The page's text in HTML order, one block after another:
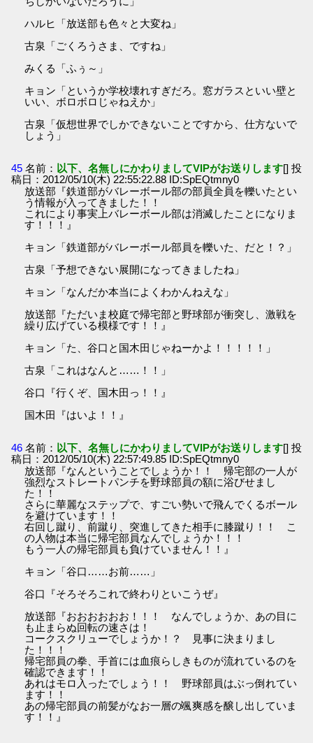
ハルヒ「放送部も色々と大変ね」
古泉「ごくろうさま、ですね」
みくる「ふぅ～」
キョン「というか学校壊れすぎだろ。窓ガラスといい壁と
いい、ボロボロじゃねえか」
古泉「仮想世界でしかできないことですから、仕方ないで
しょう」
45 名前： 以下、名無しにかわりましてVIPがお送りします[] 投
稿日：2012/05/10(木) 22:55:22.88 ID:SpEQtmny0
放送部『鉄道部がバレーボール部の部員全員を轢いたとい
う情報が入ってきました！！
これにより事実上バレーボール部は消滅したことになりま
す！！！』
キョン「鉄道部がバレーボール部員を轢いた、だと！？」
古泉「予想できない展開になってきましたね」
キョン「なんだか本当によくわかんねえな」
放送部『ただいま校庭で帰宅部と野球部が衝突し、激戦を
繰り広げている模様です！！』
キョン「た、谷口と国木田じゃねーかよ！！！！！」
古泉「これはなんと……！！」
谷口『行くぞ、国木田っ！！』
国木田『はいよ！！』
46 名前： 以下、名無しにかわりましてVIPがお送りします[] 投
稿日：2012/05/10(木) 22:57:49.85 ID:SpEQtmny0
放送部『なんということでしょうか！！ 帰宅部の一人が
強烈なストレートパンチを野球部員の額に浴びせまし
た！！
さらに華麗なステップで、すごい勢いで飛んでくるボール
を避けています！！
右回し蹴り、前蹴り、突進してきた相手に膝蹴り！！ こ
の人物は本当に帰宅部員なんでしょうか！！！
もう一人の帰宅部員も負けていません！！』
キョン「谷口……お前……」
谷口『そろそろこれで終わりといこうぜ』
放送部『おおおおおお！！！ なんでしょうか、あの目に
も止まらぬ回転の速さは！
コークスクリューでしょうか！？ 見事に決まりまし
た！！！
帰宅部員の拳、手首には血痕らしきものが流れているのを
確認できます！！
あれはモロ入ったでしょう！！ 野球部員はぶっ倒れてい
ます！！
あの帰宅部員の前髪がなお一層の颯爽感を醸し出していま
す！！』